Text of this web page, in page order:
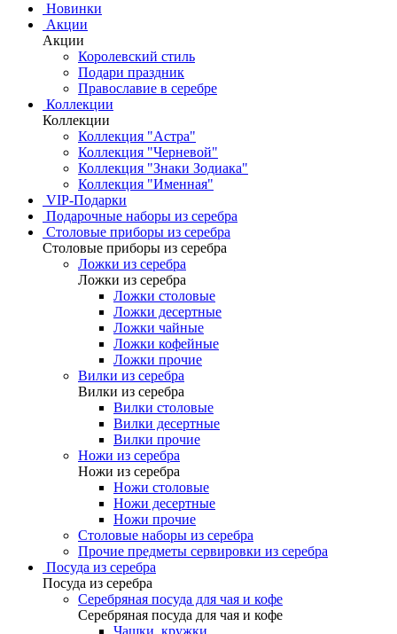
Новинки
Акции
Акции
Королевский стиль
Подари праздник
Православие в серебре
Коллекции
Коллекции
Коллекция "Астра"
Коллекция "Черневой"
Коллекция "Знаки Зодиака"
Коллекция "Именная"
VIP-Подарки
Подарочные наборы из серебра
Столовые приборы из серебра
Столовые приборы из серебра
Ложки из серебра
Ложки из серебра
Ложки столовые
Ложки десертные
Ложки чайные
Ложки кофейные
Ложки прочие
Вилки из серебра
Вилки из серебра
Вилки столовые
Вилки десертные
Вилки прочие
Ножи из серебра
Ножи из серебра
Ножи столовые
Ножи десертные
Ножи прочие
Столовые наборы из серебра
Прочие предметы сервировки из серебра
Посуда из серебра
Посуда из серебра
Серебряная посуда для чая и кофе
Серебряная посуда для чая и кофе
Чашки, кружки